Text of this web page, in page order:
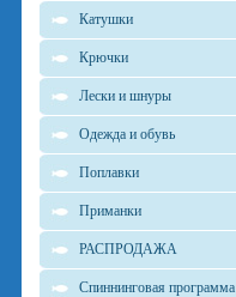
Катушки
Крючки
Лески и шнуры
Одежда и обувь
Поплавки
Приманки
РАСПРОДАЖА
Спиннинговая программа